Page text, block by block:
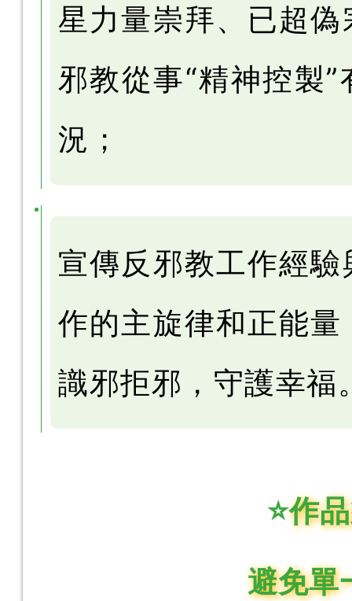
星力量崇拜、已超
邪教從事“精神控製
況；
宣傳反邪教工作經
作的主旋律和正能
識邪拒邪，守護幸福
⭐作
避免單